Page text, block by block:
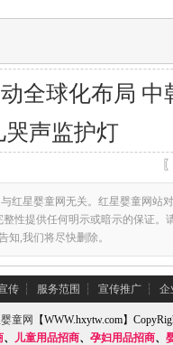
全球化布局 中
声监护灯
红星婴童网无关。红星婴童网站
性提供任何明示或暗示的保证。
知,我们将尽快删除。
传 ┆ 服务范围 ┆ 宣传推广 ┆ 企
童网
【WWW.hxytw.com】
、 儿童用品招商、 孕妇用品招商、